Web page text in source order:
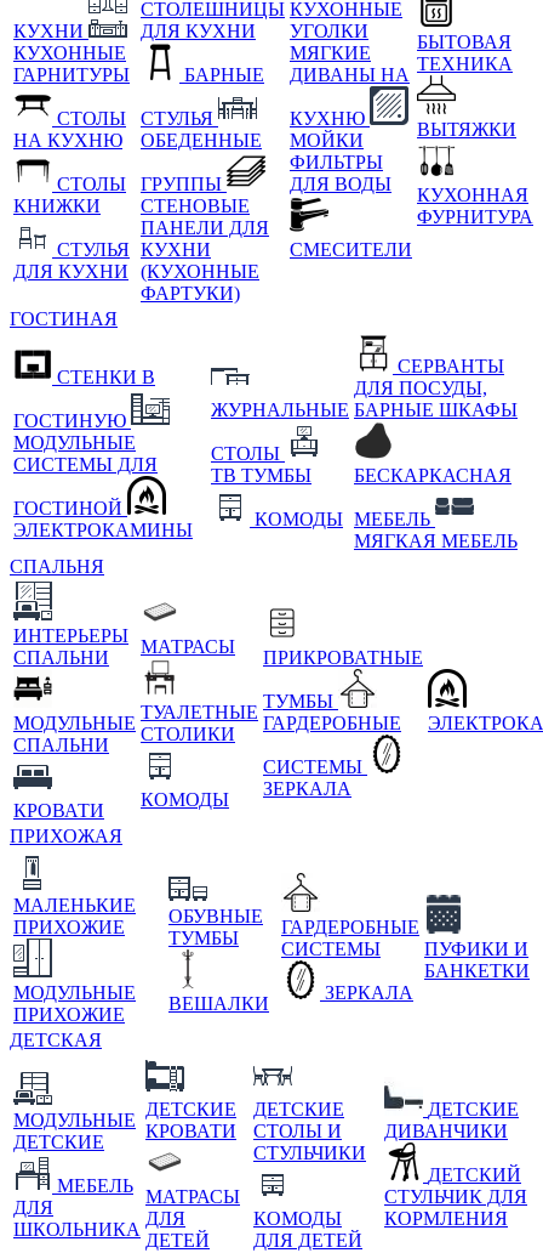
КУХНИ
КУХОННЫЕ
ГАРНИТУРЫ
СТОЛЫ
НА КУХНЮ
СТОЛЫ
КНИЖКИ
СТУЛЬЯ
ДЛЯ КУХНИ
СТОЛЕШНИЦЫ
ДЛЯ КУХНИ
БАРНЫЕ
СТУЛЬЯ
ОБЕДЕННЫЕ
ГРУППЫ
СТЕНОВЫЕ
ПАНЕЛИ ДЛЯ
КУХНИ
(КУХОННЫЕ
ФАРТУКИ)
КУХОННЫЕ
УГОЛКИ
МЯГКИЕ
ДИВАНЫ НА
КУХНЮ
МОЙКИ
ФИЛЬТРЫ
ДЛЯ ВОДЫ
СМЕСИТЕЛИ
БЫТОВАЯ
ТЕХНИКА
ВЫТЯЖКИ
КУХОННАЯ
ФУРНИТУРА
ГОСТИНАЯ
СТЕНКИ В
ГОСТИНУЮ
МОДУЛЬНЫЕ
СИСТЕМЫ ДЛЯ
ГОСТИНОЙ
ЭЛЕКТРОКАМИНЫ
ЖУРНАЛЬНЫЕ
СТОЛЫ
ТВ ТУМБЫ
КОМОДЫ
СЕРВАНТЫ
ДЛЯ ПОСУДЫ,
БАРНЫЕ ШКАФЫ
БЕСКАРКАСНАЯ
МЕБЕЛЬ
МЯГКАЯ МЕБЕЛЬ
СПАЛЬНЯ
ИНТЕРЬЕРЫ
СПАЛЬНИ
МОДУЛЬНЫЕ
СПАЛЬНИ
КРОВАТИ
МАТРАСЫ
ТУАЛЕТНЫЕ
СТОЛИКИ
КОМОДЫ
ПРИКРОВАТНЫЕ
ТУМБЫ
ГАРДЕРОБНЫЕ
СИСТЕМЫ
ЗЕРКАЛА
ПРИХОЖАЯ
МАЛЕНЬКИЕ
ПРИХОЖИЕ
МОДУЛЬНЫЕ
ПРИХОЖИЕ
ОБУВНЫЕ
ТУМБЫ
ВЕШАЛКИ
ГАРДЕРОБНЫЕ
СИСТЕМЫ
ЗЕРКАЛА
ПУФИКИ И
БАНКЕТКИ
ДЕТСКАЯ
МОДУЛЬНЫЕ
ДЕТСКИЕ
МЕБЕЛЬ
ДЛЯ
ШКОЛЬНИКА
ДЕТСКИЕ
КРОВАТИ
МАТРАСЫ
ДЛЯ
ДЕТЕЙ
ДЕТСКИЕ
СТОЛЫ И
СТУЛЬЧИКИ
КОМОДЫ
ДЛЯ ДЕТЕЙ
ДЕТСКИЕ
ДИВАНЧИКИ
ДЕТСКИЙ
СТУЛЬЧИК ДЛЯ
КОРМЛЕНИЯ